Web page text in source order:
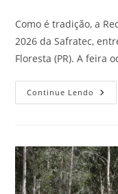
Como é tradição, a
2026 da Safratec,
Floresta (PR). A feira
Continue Lendo